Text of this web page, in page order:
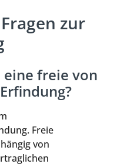
zur
freie von
Freie
von